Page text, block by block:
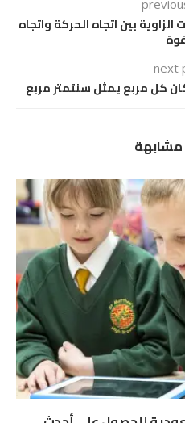
بين اتجاه الحركة واتجاه
next
كل مربع يمثل سنتمتر مربع
مشابهة